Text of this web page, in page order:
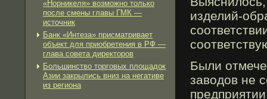
«Норникеля» возможно только
после смены главы ГМК —
источник
Банк «Интеза» присматривает
объект для приобретения в РФ —
глава совета директоров
Большинство торговых площадок
Азии закрылись вниз на негативе
из региона
изделий-
Были
заводов не